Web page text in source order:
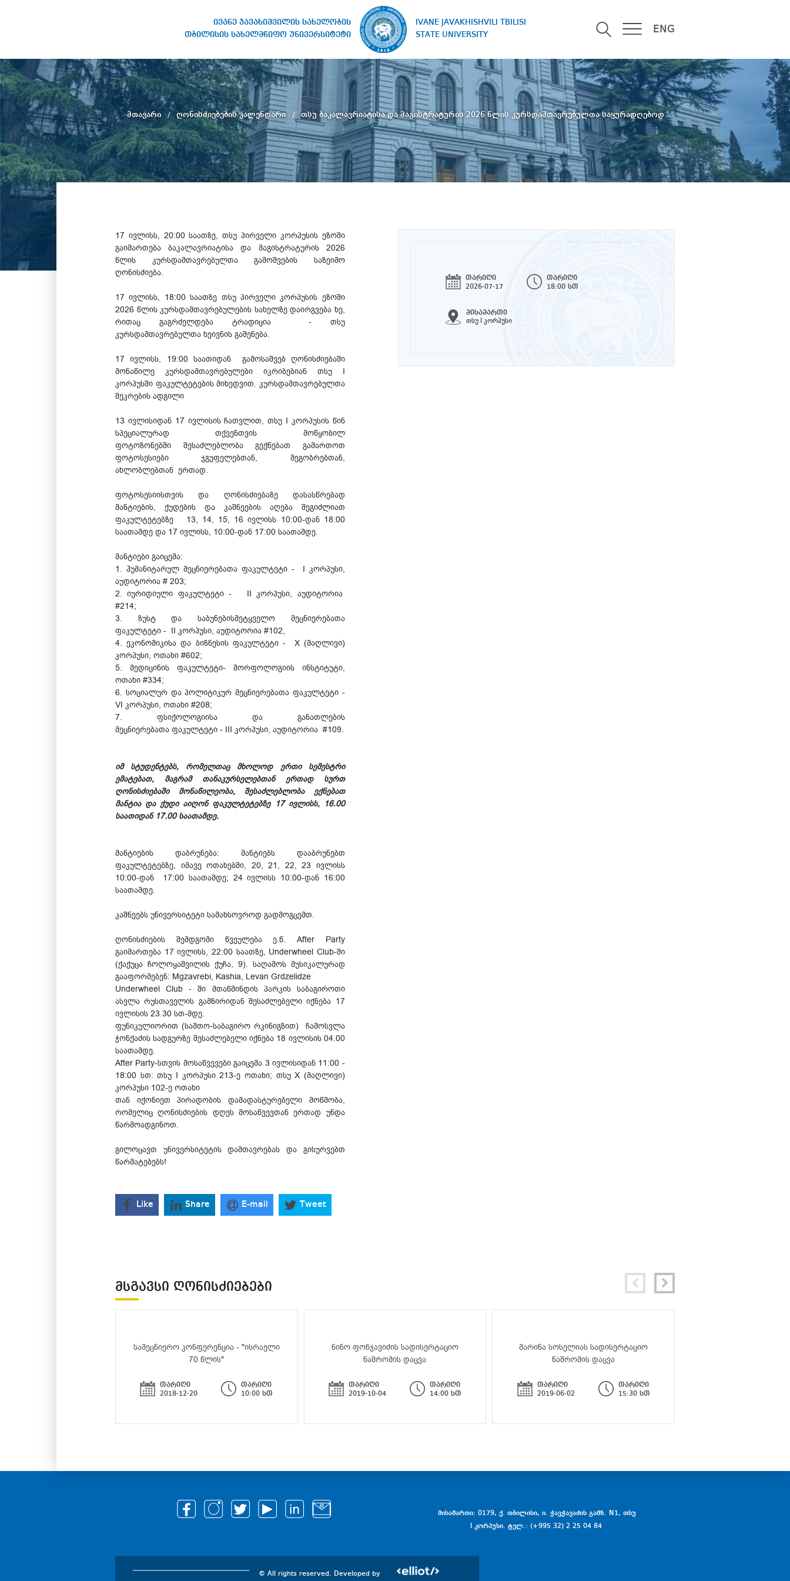
ივანე ჯავახიშვილის სახელობის
თბილისის სახელმწიფო უნივერსიტეტი
IVANE JAVAKHISHVILI TBILISI
STATE UNIVERSITY
ENG
სახელობის თბილისის
სახელმწიფო უნივერსიტეტი
მთავარი ღონისძიებების კალენდარი თსუ ბაკალავრიატისა და მაგისტრატურის 2026 წლის კურსდამთავრებულთა საყურადღებოდ
თარიღი
2026-07-17
თარიღი
18:00 სთ
მისამართი
თსუ I კორპუსი
17 ივლისს, 20:00 საათზე, თსუ პირველი კორპუსის ეზოში
გაიმართება ბაკალავრიატისა და მაგისტრატურის 2026
წლის კურსდამთავრებულთა გამოშვების საზეიმო
ღონისძიება.
17 ივლისს, 18:00 საათზე თსუ პირველი კორპუსის ეზოში
2026 წლის კურსდამთავრებულების სახელზე დაირგვება ხე,
რითაც გაგრძელდება ტრადიცია - თსუ
კურსდამთავრებულთა ხეივნის გაშენება.
17 ივლისს, 19:00 საათიდან გამოსაშვებ ღონისძიებაში
მონაწილე კურსდამთავრებულები იკრიბებიან თსუ I
კორპუსში ფაკულტეტების მიხედვით. კურსდამთავრებულთა
შეკრების ადგილი
13 ივლისიდან 17 ივლისის ჩათვლით, თსუ I კორპუსის წინ
სპეციალურად თქვენთვის მოწყობილ
ფოტოზონებში შესაძლებლობა გექნებათ გამართოთ
ფოტოსესიები ჯგუფელებთან, მეგობრებთან,
ახლობლებთან ერთად.
ფოტოსესიისთვის და ღონისძიებაზე დასასწრებად
მანტიების, ქუდების და კაშნეების აღება შეგიძლიათ
ფაკულტეტებზე 13, 14, 15, 16 ივლისს 10:00-დან 18:00
საათამდე და 17 ივლისს, 10:00-დან 17:00 საათამდე.
მანტიები გაიცემა:
1. ჰუმანიტარულ მეცნიერებათა ფაკულტეტი - I კორპუსი,
აუდიტორია # 203;
2. იურიდიული ფაკულტეტი - II კორპუსი, აუდიტორია
#214;
3. ზუსტ და საბუნებისმეტყველო მეცნიერებათა
ფაკულტეტი - II კორპუსი, აუდიტორია #102,
4. ეკონომიკისა და ბიზნესის ფაკულტეტი - X (მაღლივი)
კორპუსი, ოთახი #602;
5. მედიცინის ფაკულტეტი- მორფოლოგიის ინსტიტუტი,
ოთახი #334;
6. სოციალურ და პოლიტიკურ მეცნიერებათა ფაკულტეტი -
VI კორპუსი, ოთახი #208;
7. ფსიქოლოგიისა და განათლების
მეცნიერებათა ფაკულტეტი - III კორპუსი, აუდიტორია #109.
იმ სტუდენტებს, რომელთაც მხოლოდ ერთი სემესტრი
ემატებათ, მაგრამ თანაკურსელებთან ერთად სურთ
ღონისძიებაში მონაწილეობა, შესაძლებლობა ექნებათ
მანტია და ქუდი აიღონ ფაკულტეტებზე 17 ივლისს, 16.00
საათიდან 17.00 საათამდე.
მანტიების დაბრუნება: მანტიებს დააბრუნებთ
ფაკულტეტებზე, იმავე ოთახებში, 20, 21, 22, 23 ივლისს
10:00-დან 17:00 საათამდე; 24 ივლისს 10:00-დან 16:00
საათამდე.
კაშნეებს უნივერსიტეტი სამახსოვროდ გადმოგცემთ.
ღონისძიების შემდგომი წვეულება ე.წ. After Party
გაიმართება 17 ივლისს, 22:00 საათზე, Underwheel Club-ში
(ქაქუცა ჩოლოყაშვილის ქუჩა, 9). საღამოს მუსიკალურად
გააფორმებენ: Mgzavrebi, Kashia, Levan Grdzelidze
Underwheel Club - ში მთაწმინდის პარკის საბაგიროთი
ასვლა რუსთაველის გამზირიდან შესაძლებელი იქნება 17
ივლისის 23.30 სთ-მდე.
ფუნიკულიორით (სამთო-საბაგირო რკინიგზით) ჩამოსვლა
ჭონქაძის სადგურზე შესაძლებელი იქნება 18 ივლისის 04.00
საათამდე.
After Party-სთვის მოსაწვევები გაიცემა 3 ივლისიდან 11:00 -
18:00 სთ: თსუ I კორპუსი 213-ე ოთახი; თსუ X (მაღლივი)
კორპუსი 102-ე ოთახი
თან იქონიეთ პირადობის დამადასტურებელი მოწმობა,
რომელიც ღონისძიების დღეს მოსაწვევთან ერთად უნდა
წარმოადგინოთ.
გილოცავთ უნივერსიტეტის დამთავრებას და გისურვებთ
წარმატებებს!
Like Share E-mail Tweet
ᲛᲡᲒᲐᲕᲡᲘ ᲦᲝᲜᲘᲡᲫᲘᲔᲑᲔᲑᲘ
სამეცნიერო კონფერენცია - "ისრაელი
70 წლის"
თარიღი
2018-12-20
თარიღი
10:00 სთ
ნინო ფონჯავიძის სადისერტაციო
ნაშრომის დაცვა
თარიღი
2019-10-04
თარიღი
14:00 სთ
მარინა სოსელიას სადისერტაციო
ნაშრომის დაცვა
თარიღი
2019-06-02
თარიღი
15:30 სთ
მისამართი: 0179, ქ. თბილისი, ი. ჭავჭავაძის გამზ. N1, თსუ
I კორპუსი. ტელ.: (+995 32) 2 25 04 84
© All rights reserved. Developed by